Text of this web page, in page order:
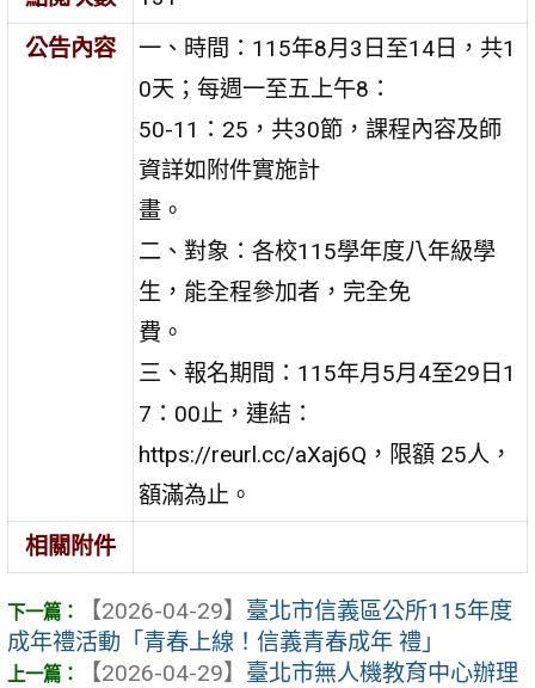
公告內容
一、時間：115年8月3日至14日，共1
0天；每週一至五上午8：
50-11：25，共30節，課程內容及師
資詳如附件實施計
畫。
二、對象：各校115學年度八年級學
生，能全程參加者，完全免
費。
三、報名期間：115年月5月4至29日1
7：00止，連結：
https://reurl.cc/aXaj6Q，限額 25人，
額滿為止。
相關附件
【2026-04-29】 臺北市信義區公所115年度
成年禮活動「青春上線！信義青春成年 禮」
【2026-04-29】 臺北市無人機教育中心辦理